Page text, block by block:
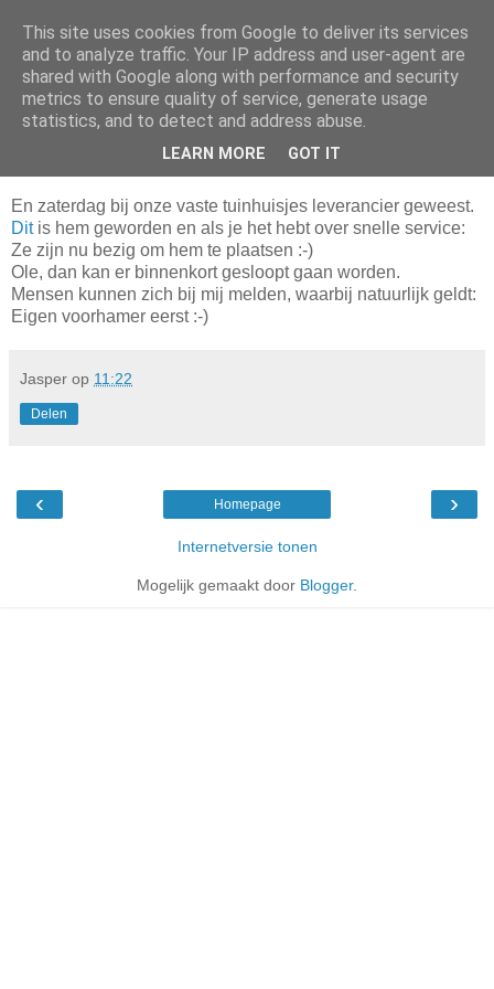
Da_Blog
You don't put a bumpersticker on a Bentley
maandag, november 10, 2008
En zaterdag bij onze vaste tuinhuisjes leverancier geweest.
Ditis hem geworden en als je het hebt over snelle service:
Ze zijn nu bezig om hem te plaatsen :-)
Ole, dan kan er binnenkort gesloopt gaan worden.
Mensen kunnen zich bij mij melden, waarbij natuurlijk geldt:
Eigen voorhamer eerst :-)
Jasper op 11:22
Delen
‹ ›
Homepage
Internetversie tonen
Mogelijk gemaakt door Blogger.
This site uses cookies from Google to deliver its services
and to analyze traffic. Your IP address and user-agent are
shared with Google along with performance and security
metrics to ensure quality of service, generate usage
statistics, and to detect and address abuse.
LEARN MORE GOT IT